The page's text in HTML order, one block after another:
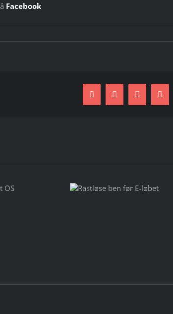
Facebook
FacebookTwitterLinkedIn
E-
ben før